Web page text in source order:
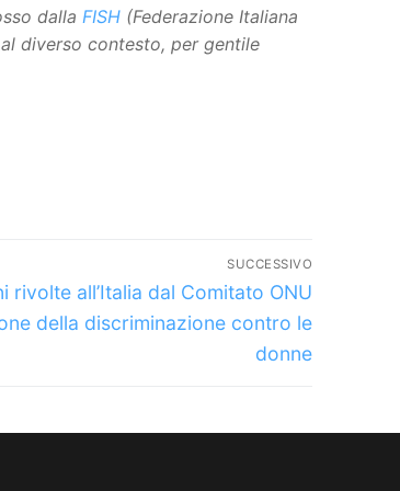
dalla FISH (Federazione Italiana
diverso contesto, per gentile
SUCCESSIVO
rivolte all’Italia dal Comitato ONU
della discriminazione contro le
donne